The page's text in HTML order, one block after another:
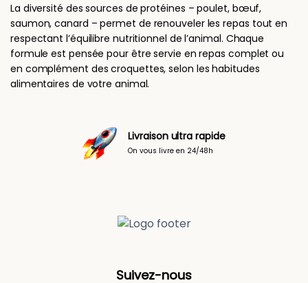
La diversité des sources de protéines – poulet, bœuf,
saumon, canard – permet de renouveler les repas tout en
respectant l’équilibre nutritionnel de l’animal. Chaque
formule est pensée pour être servie en repas complet ou
en complément des croquettes, selon les habitudes
alimentaires de votre animal.
Livraison ultra rapide
On vous livre en 24/48h
Suivez-nous